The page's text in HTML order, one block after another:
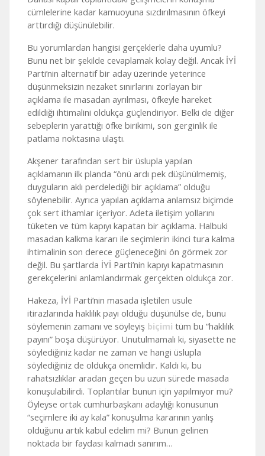
cümlelerine kadar kamuoyuna sızdırılmasının öfkeyi
arttırdığı düşünülebilir.
Bu yorumlardan hangisi gerçeklerle daha uyumlu?
Bunu net bir şekilde cevaplamak kolay değil. Ancak İYİ
Parti’nin alternatif bir aday üzerinde yeterince
düşünmeksizin nezaket sınırlarını zorlayan bir
açıklama ile masadan ayrılması, öfkeyle hareket
edildiği ihtimalini oldukça güçlendiriyor. Belki de diğer
sebeplerin yarattığı öfke birikimi, son gerginlik ile
patlama noktasına ulaştı.
Akşener tarafından sert bir üslupla yapılan
açıklamanın ilk planda “önü ardı pek düşünülmemiş,
duyguların aklı perdelediği bir açıklama” olduğu
söylenebilir. Ayrıca yapılan açıklama anlamsız biçimde
çok sert ithamlar içeriyor. Adeta iletişim yollarını
tüketen ve tüm kapıyı kapatan bir açıklama. Halbuki
masadan kalkma kararı ile seçimlerin ikinci tura kalma
ihtimalinin son derece güçleneceğini ön görmek zor
değil. Bu şartlarda İYİ Parti’nin kapıyı kapatmasının
gerekçelerini anlamlandırmak gerçekten oldukça zor.
Hakeza, İYİ Parti’nin masada işletilen usule
itirazlarında haklılık payı olduğu düşünülse de, bunu
söylemenin zamanı ve söyleyiş biçimi tüm bu “haklılık
payını” boşa düşürüyor. Unutulmamalı ki, siyasette ne
söylediğiniz kadar ne zaman ve hangi üslupla
söylediğiniz de oldukça önemlidir. Kaldı ki, bu
rahatsızlıklar aradan geçen bu uzun sürede masada
konuşulabilirdi. Toplantılar bunun için yapılmıyor mu?
Öyleyse ortak cumhurbaşkanı adaylığı konusunun
“seçimlere iki ay kala” konuşulma kararının yanlış
olduğunu artık kabul edelim mi? Bunun gelinen
noktada bir faydası kalmadı sanırım…